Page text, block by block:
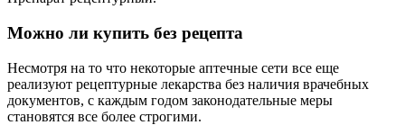
Можно ли купить без рецепта
Несмотря на то что некоторые аптечные сети все еще
реализуют рецептурные лекарства без наличия врачебных
документов, с каждым годом законодательные меры
становятся все более строгими.